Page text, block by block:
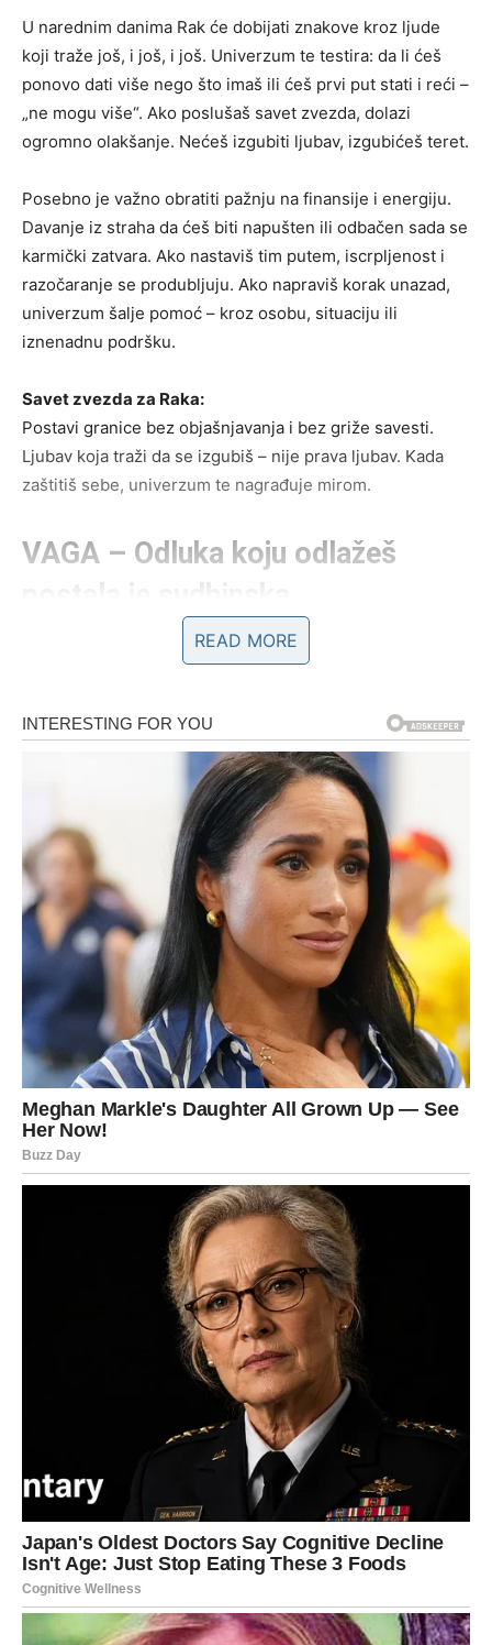
U narednim danima Rak će dobijati znakove kroz ljude
koji traže još, i još, i još. Univerzum te testira: da li ćeš
ponovo dati više nego što imaš ili ćeš prvi put stati i reći –
„ne mogu više“. Ako poslušaš savet zvezda, dolazi
ogromno olakšanje. Nećeš izgubiti ljubav, izgubićeš teret.
Posebno je važno obratiti pažnju na finansije i energiju.
Davanje iz straha da ćeš biti napušten ili odbačen sada se
karmički zatvara. Ako nastaviš tim putem, iscrpljenost i
razočaranje se produbljuju. Ako napraviš korak unazad,
univerzum šalje pomoć – kroz osobu, situaciju ili
iznenadnu podršku.
Savet zvezda za Raka:
Postavi granice bez objašnjavanja i bez griže savesti.
Ljubav koja traži da se izgubiš – nije prava ljubav. Kada
zaštitiš sebe, univerzum te nagrađuje mirom.
VAGA – Odluka koju odlažeš
Vaga je znak ravnoteže, pravde i kompromisa. Tvoja
mudrim, ali u ovom periodu upravo ta osobina postaje
tvoja slabost. Univerzum ti poručuje:odlaganje više nije
Već dugo stojiš između dve strane – dve odluke, dva
puta, dve istine. Pokušavaš da nikoga ne povrediš, da
zadržiš mir, ali zvezde jasno pokazuju da je taj mir lažan.
Nešto u tvom životu već je izgubilo balans, samo ti to još
ne želiš da priznaš.
Poruka univerzuma dolazi kroz ponavljanje istih situacija.
Isti razgovori, iste dileme, ista pitanja koja se vraćaju. To
nije slučajno. To je znak da izbegavaš odluku koja mora
biti doneta. Ako nastaviš da čekaš „bolji trenutak“, on
neće doći – jer si ti taj trenutak.
Za Vagu je sada ključno da shvati da
svima biti po volji da bi bila ispravna. Biranje istine može
doneti kratkotrajan nemir, ali dugoročno donosi stabilnost
kakvu već dugo tražiš. Ako ignorišeš savet zvezda, dolazi
osećaj praznine i unutrašnjeg konflikta. Ako ga poslušaš,
dolazi olakšanje, čak i ako u početku boli.
Savet zvezda za Vagu:
Ne biraj tišinu ako te guši. Prava ravnoteža dolazi tek
kada se usudiš da presečeš. Odluka koju doneseš sada
menja tok narednih meseci.
VODOLIJA – Emocije koje
potiskuješ traže izlaz
READ MORE